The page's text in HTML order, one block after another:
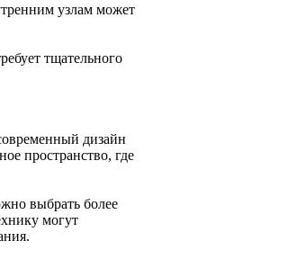
узлам может
тщательного
дизайн
пространство, где
выбрать более
могут